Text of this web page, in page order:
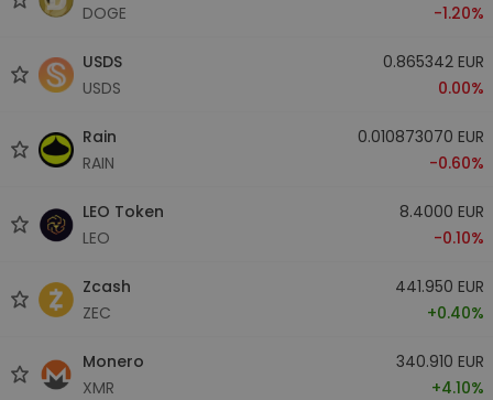
DOGE
-1.20%
USDS
USDS
0.865342 EUR
0.00%
Rain
RAIN
0.010873070 EUR
-0.60%
LEO Token
LEO
8.4000 EUR
-0.10%
Zcash
ZEC
441.950 EUR
+0.40%
Monero
XMR
340.910 EUR
+4.10%